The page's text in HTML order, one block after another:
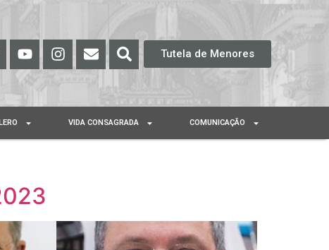
Tutela de Menores
VIDA CONSAGRADA COMUNICAÇÃO